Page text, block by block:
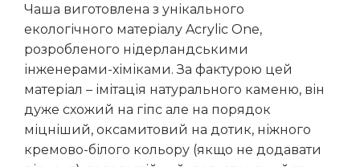
Чаша виготовлена з унікального
екологічного матеріалу Acrylic One,
розробленого нідерландськими
інженерами-хіміками. За фактурою цей
матеріал – імітація натурального каменю, він
дуже схожий на гіпс але на порядок
міцніший, оксамитовий на дотик, ніжного
кремово-білого кольору (якщо не додавати